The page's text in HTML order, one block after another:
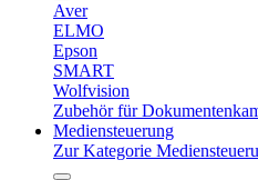
Aver
ELMO
Epson
SMART
Wolfvision
Zubehör für
Mediensteuerung
Zur Kategorie